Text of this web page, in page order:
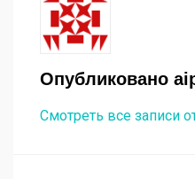
Опубликовано
Смотреть все записи